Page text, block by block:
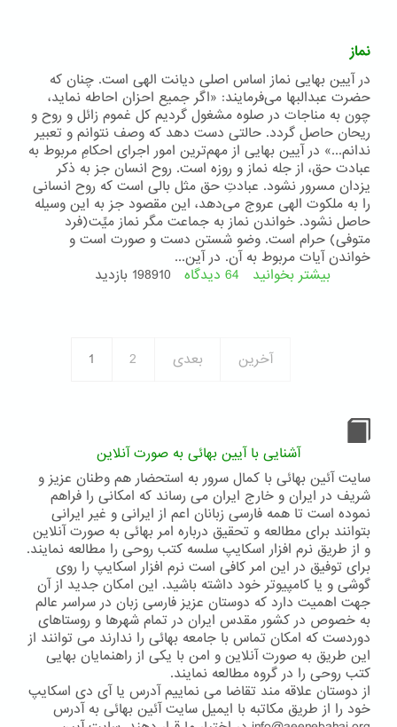
بهائی
نماز
در آیین بهایی نماز اساس اصلی دیانت الهی است. چنان که
حضرت عبدالبها می‌فرمایند: «اگر جمیع احزان احاطه نماید،
چون به مناجات در صلوه مشغول گردیم کل غموم زائل و روح و
ریحان حاصل گردد. حالتی دست دهد که وصف نتوانم و تعبیر
ندانم...» در آیین بهایی از مهم‌ترین امور اجرای احکامِ مربوط به
عبادت حق، از جله نماز و روزه است. روح انسان جز به ذکر
یزدان مسرور نشود. عبادتِ حق مثل بالی است که روح انسانی
را به ملکوت الهی عروج می‌دهد، این مقصود جز به این وسیله
حاصل نشود. خواندن نماز به جماعت مگر نماز میِّت(فرد
متوفی) حرام است. وضو شستن دست و صورت است و
خواندن آیات مربوط به آن. در آین...
بیشتر بخوانید درباره
64 دیدگاه 198910 بازدید
1 2 بعدی آخرین
آشنایی با آیین بهائی به صورت آنلاین
سایت آئین بهائی با کمال سرور به استحضار هم وطنان عزیز و
شریف در ایران و خارج ایران می رساند که امکانی را فراهم
نموده است تا همه فارسی زبانان اعم از ایرانی و غیر ایرانی
بتوانند برای مطالعه و تحقیق درباره امر بهائی به صورت آنلاین
و از طریق نرم افزار اسکایپ سلسه کتب روحی را مطالعه نمایند.
برای توفیق در این امر کافی است نرم افزار اسکایپ را روی
گوشی و یا کامپیوتر خود داشته باشید. این امکان جدید از آن
جهت اهمیت دارد که دوستان عزیز فارسی زبان در سراسر عالم
به خصوص در کشور مقدس ایران در تمام شهرها و روستاهای
دوردست که امکان تماس با جامعه بهائی را ندارند می توانند از
این طریق به صورت آنلاین و امن با یکی از راهنمایان بهایی
کتب روحی را در گروه مطالعه نمایند.
از دوستان علاقه مند تقاضا می نماییم آدرس یا آی دی اسکایپ
خود را از طریق مکاتبه با ایمیل سایت آئین بهائی به آدرس